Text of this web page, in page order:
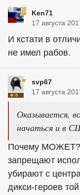
Ken71
17 августа
И кстати в
не имел рабов.
svp67
17 августа
Оказывается,
начаться и в
Почему
запрещают
убирают с
дикси-героев